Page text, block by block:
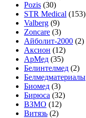
Pozis (30)
STR Medical (153)
Valberg (9)
Zoncare (3)
Айболит-2000 (2)
Аксион (12)
АрМед (35)
Белинтелмед (2)
Белмедматериалы
Биомед (3)
Бирюса (32)
ВЗМО (12)
Витязь (2)